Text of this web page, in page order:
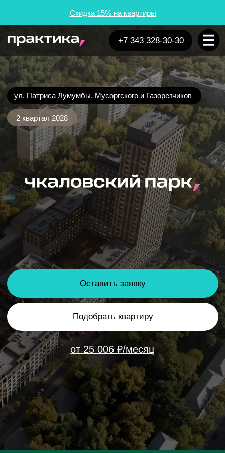
Скидка 15% на квартиры
+7 343 328-30-30
2 квартал 2028
Оставить заявку
Подобрать квартиру
ул. Патриса Лумумбы, Мусоргского и Газорезчиков
от 25 006 ₽/месяц
О проекте